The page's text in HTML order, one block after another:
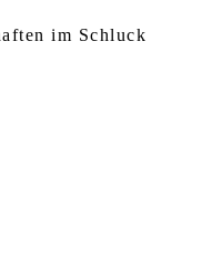
im Schluck